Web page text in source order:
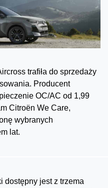
trafiła do sprzedaży
Producent
OC/AC od 1,99
Citroën We Care,
wybranych
lat.
dostępny jest z trzema